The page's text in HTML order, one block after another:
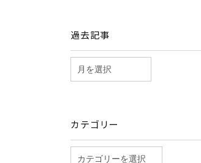
過去記事
カテゴリー